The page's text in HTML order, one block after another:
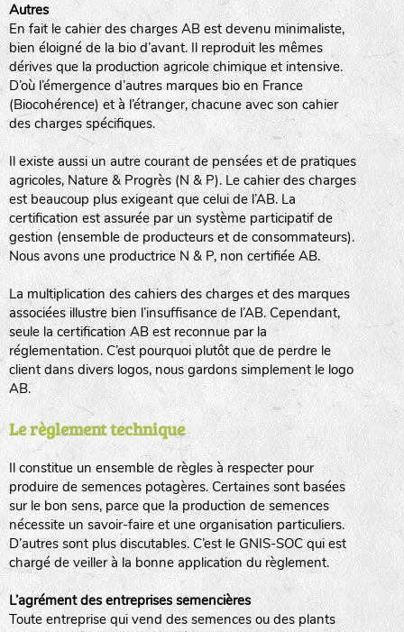
BINGENHEIMER SAATGUT (BGH)
www.bingenheimersaatgut.de
DE BOLSTER (DBO)
www.bolster.nl
GRAINE DEL PAÏS (GDP)
www.grainesdelpais.com
JARDIN EN’VIE (JEV)
LA BOITE A GRAINES (LBAG)
LA RÉFÉRENCE :FBEL20BPA1A (en haut à gauche)
F : Fleurs.
Les autres catégories étant :
E: Engrais vert
: Légumes
A : Aromatiques
BEL : Code de la variété(Ici Belle de nuit)
20 : Année de récolte(ici 2020)
BPA : Initiales du producteur ou du fournisseur de la
semence.
1 : Numéro d’ordre du lot
A : Sans calibre.
: Gros
: Moyen calibre
P: Petit calibre
Autres
En fait le cahier des charges AB est devenu minimaliste,
bien éloigné de la bio d’avant. Il reproduit les mêmes
dérives que la production agricole chimique et intensive.
D’où l’émergence d’autres marques bio en France
(Biocohérence) et à l’étranger, chacune avec son cahier
des charges spécifiques.
Il existe aussi un autre courant de pensées et de pratiques
agricoles, Nature & Progrès (N & P). Le cahier des charges
est beaucoup plus exigeant que celui de l’AB. La
certification est assurée par un système participatif de
gestion (ensemble de producteurs et de consommateurs).
Nous avons une productrice N & P, non certifiée AB.
La multiplication des cahiers des charges et des marques
associées illustre bien l’insuffisance de l’AB. Cependant,
seule la certification AB est reconnue par la
réglementation. C’est pourquoi plutôt que de perdre le
client dans divers logos, nous gardons simplement le logo
AB.
Le règlement technique
Il constitue un ensemble de règles à respecter pour
produire de semences potagères. Certaines sont basées
sur le bon sens, parce que la production de semences
nécessite un savoir-faire et une organisation particuliers.
D’autres sont plus discutables. C’est le GNIS-SOC qui est
chargé de veiller à la bonne application du règlement.
L’agrément des entreprises semencières
Toute entreprise qui vend des semences ou des plants
Légumes feuilles
Légumes racines
Plantes aromatiques